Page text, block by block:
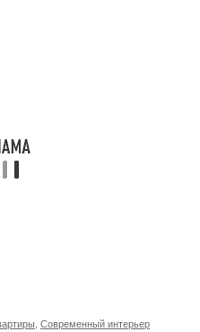
Современный интерьер